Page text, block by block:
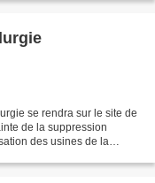
se rendra sur le site de
de la suppression
des usines de la